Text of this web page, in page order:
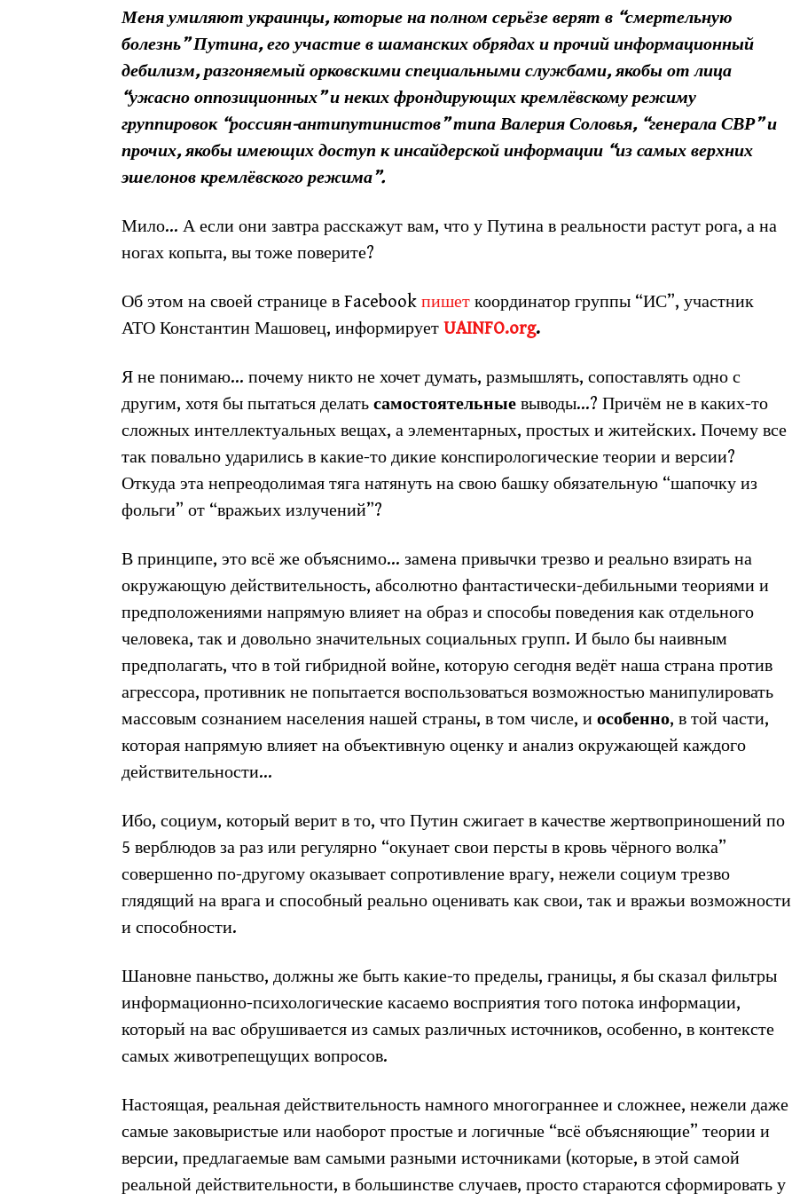
Меня умиляют украинцы, которые на полном серьёзе верят в “смертельную
болезнь” Путина, его участие в шаманских обрядах и прочий информационный
дебилизм, разгоняемый орковскими специальными службами, якобы от лица
“ужасно оппозиционных” и неких фрондирующих кремлёвскому режиму
группировок “россиян-антипутинистов” типа Валерия Соловья, “генерала СВР” и
прочих, якобы имеющих доступ к инсайдерской информации “из самых верхних
эшелонов кремлёвского режима”.
Мило… А если они завтра расскажут вам, что у Путина в реальности растут рога, а на
ногах копыта, вы тоже поверите?
Об этом на своей странице в Facebook пишет координатор группы “ИС”, участник
АТО Константин Машовец, информирует UAINFO.org.
Я не понимаю… почему никто не хочет думать, размышлять, сопоставлять одно с
другим, хотя бы пытаться делать самостоятельные выводы…? Причём не в каких-то
сложных интеллектуальных вещах, а элементарных, простых и житейских. Почему все
так повально ударились в какие-то дикие конспирологические теории и версии?
Откуда эта непреодолимая тяга натянуть на свою башку обязательную “шапочку из
фольги” от “вражьих излучений”?
В принципе, это всё же объяснимо… замена привычки трезво и реально взирать на
окружающую действительность, абсолютно фантастически-дебильными теориями и
предположениями напрямую влияет на образ и способы поведения как отдельного
человека, так и довольно значительных социальных групп. И было бы наивным
предполагать, что в той гибридной войне, которую сегодня ведёт наша страна против
агрессора, противник не попытается воспользоваться возможностью манипулировать
массовым сознанием населения нашей страны, в том числе, и особенно, в той части,
которая напрямую влияет на объективную оценку и анализ окружающей каждого
действительности…
Ибо, социум, который верит в то, что Путин сжигает в качестве жертвоприношений по
5 верблюдов за раз или регулярно “окунает свои персты в кровь чёрного волка”
совершенно по-другому оказывает сопротивление врагу, нежели социум трезво
глядящий на врага и способный реально оценивать как свои, так и вражьи возможности
и способности.
Шановне паньство, должны же быть какие-то пределы, границы, я бы сказал фильтры
информационно-психологические касаемо восприятия того потока информации,
который на вас обрушивается из самых различных источников, особенно, в контексте
самых животрепещущих вопросов.
Настоящая, реальная действительность намного многограннее и сложнее, нежели даже
самые заковыристые или наоборот простые и логичные “всё объясняющие” теории и
версии, предлагаемые вам самыми разными источниками (которые, в этой самой
реальной действительности, в большинстве случаев, просто стараются сформировать у